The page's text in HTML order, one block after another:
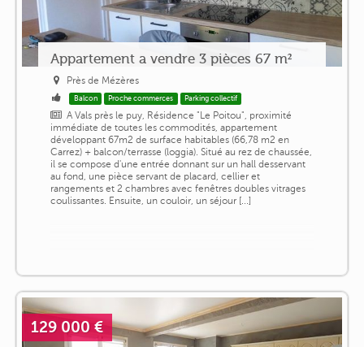
Appartement a vendre 3 pièces 67 m²
Près de Mézères
Balcon Proche commerces Parking collectif
A Vals près le puy, Résidence "Le Poitou", proximité
immédiate de toutes les commodités, appartement
développant 67m2 de surface habitables (66,78 m2 en
Carrez) + balcon/terrasse (loggia). Situé au rez de chaussée,
il se compose d'une entrée donnant sur un hall desservant
au fond, une pièce servant de placard, cellier et
rangements et 2 chambres avec fenêtres doubles vitrages
coulissantes. Ensuite, un couloir, un séjour [...]
129 000 €